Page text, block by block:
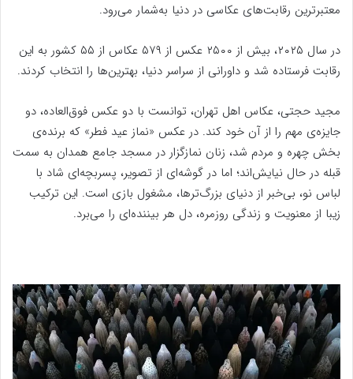
معتبرترین رقابت‌های عکاسی در دنیا به‌شمار می‌رود.
در سال ۲۰۲۵، بیش از ۲۵۰۰ عکس از ۵۷۹ عکاس از ۵۵ کشور به این
رقابت فرستاده شد و داورانی از سراسر دنیا، بهترین‌ها را انتخاب کردند.
مجید حجتی، عکاس اهل تهران، توانست با دو عکس فوق‌العاده، دو
جایزه‌ی مهم را از آن خود کند. در عکس «نماز عید فطر» که برنده‌ی
بخش چهره و مردم شد، زنان نمازگزار در مسجد جامع همدان به سمت
قبله در حال نیایش‌اند؛ اما در گوشه‌ای از تصویر، پسربچه‌ای شاد با
لباس نو، بی‌خبر از دنیای بزرگ‌ترها، مشغول بازی است. این ترکیب
زیبا از معنویت و زندگی روزمره، دل هر بیننده‌ای را می‌برد.